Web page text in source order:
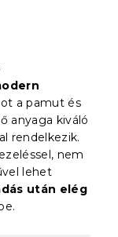
a pamut és
anyaga kiváló
rendelkezik.
nem
lehet
után elég